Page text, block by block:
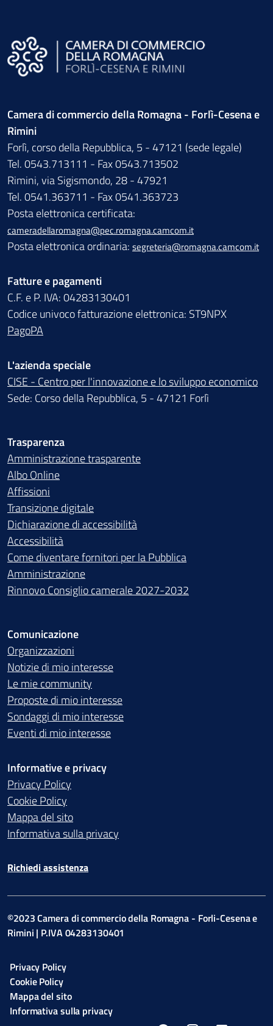
Camera di commercio della Romagna - Forlì-Cesena e
Rimini
Forlì, corso della Repubblica, 5 - 47121 (sede legale)
Tel. 0543.713111 - Fax 0543.713502
Rimini, via Sigismondo, 28 - 47921
Tel. 0541.363711 - Fax 0541.363723
Posta elettronica certificata:
cameradellaromagna@pec.romagna.camcom.it
Posta elettronica ordinaria: segreteria@romagna.camcom.it
Fatture e pagamenti
C.F. e P. IVA: 04283130401
Codice univoco fatturazione elettronica: ST9NPX
PagoPA
L'azienda speciale
CISE - Centro per l'innovazione e lo sviluppo economico
Sede: Corso della Repubblica, 5 - 47121 Forlì
Trasparenza
Amministrazione trasparente
Albo Online
Affissioni
Transizione digitale
Dichiarazione di accessibilità
Accessibilità
Come diventare fornitori per la Pubblica
Amministrazione
Rinnovo Consiglio camerale 2027-2032
Comunicazione
Organizzazioni
Notizie di mio interesse
Le mie community
Proposte di mio interesse
Sondaggi di mio interesse
Eventi di mio interesse
Informative e privacy
Privacy Policy
Cookie Policy
Mappa del sito
Informativa sulla privacy
Richiedi assistenza
©2023 Camera di commercio della Romagna - Forli-Cesena e
Rimini | P.IVA 04283130401
Privacy Policy
Cookie Policy
Mappa del sito
Informativa sulla privacy